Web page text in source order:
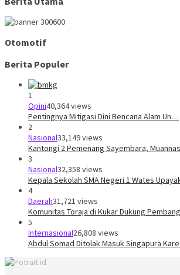
Otomotif
Berita Populer
1
Opini40,364 views
Pentingnya Mitigasi Dini Bencana Alam Un…
2
Nasional33,149 views
Kantongi 2 Pemenang Sayembara,
3
Nasional32,358 views
Kepala Sekolah SMA Negeri 1 Wates
4
Daerah31,721 views
Komunitas Toraja di Kukar Dukung
5
Internasional26,808 views
Abdul Somad Ditolak Masuk Singapura